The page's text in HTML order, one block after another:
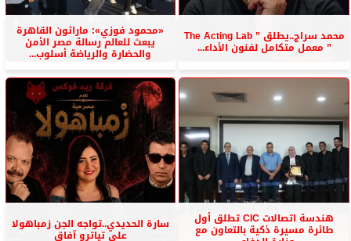
محمد سراج..يطلق ” The Acting Lab
” معمل متكامل لفنون الأداء...
«محمود فوزي»: ماراثون القاهرة
يبعث للعالم رسالة مصر الأمن
والحضارة والرياضة أسلوب...
هندسة اتصالات CIC تطلق أول
طائرة مسيرة ذكية بالتعاون مع سارة الحديدي..تواجه الجن زمباهولا
على تياترو آفاق